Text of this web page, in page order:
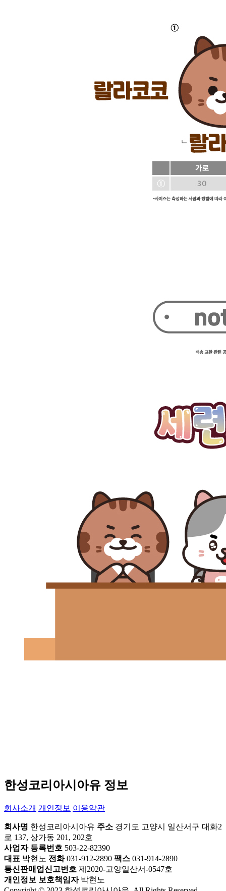
한성코리아시아유 정보
회사소개 개인정보 이용약관
회사명 한성코리아시아유 주소 경기도 고양시 일산서구 대화2
로 137, 상가동 201, 202호
사업자 등록번호 503-22-82390
대표 박현노 전화031-912-2890 팩스 031-914-2890
통신판매업신고번호 제2020-고양일산서-0547호
개인정보 보호책임자박현노